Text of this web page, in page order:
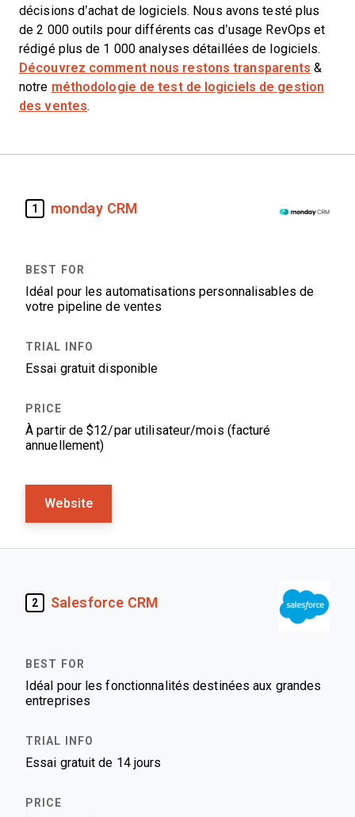
décisions d’achat de logiciels. Nous avons testé plus
de 2 000 outils pour différents cas d’usage RevOps et
rédigé plus de 1 000 analyses détaillées de logiciels.
Découvrez comment nous restons transparents &
notre méthodologie de test de logiciels de gestion
des ventes.
1 monday CRM
Idéal pour les automatisations personnalisables de
votre pipeline de ventes
Essai gratuit disponible
À partir de $12/par utilisateur/mois (facturé
annuellement)
Website
2 Salesforce CRM
Idéal pour les fonctionnalités destinées aux grandes
entreprises
Essai gratuit de 14 jours